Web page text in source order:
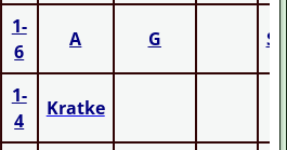
1-
6
A G
1-
4
Kratke